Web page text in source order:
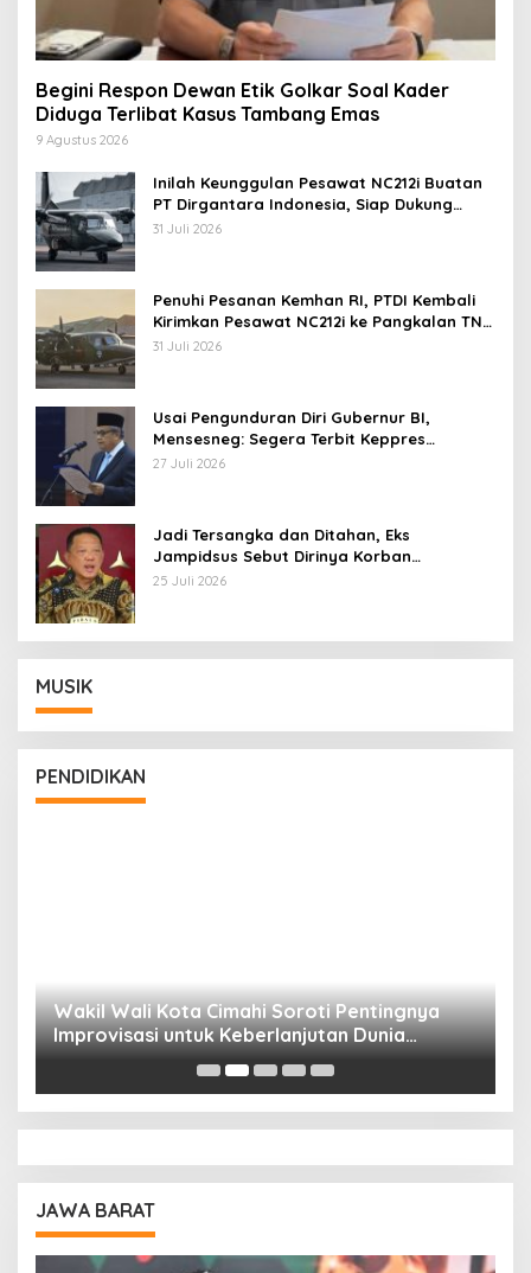
Begini Respon Dewan Etik Golkar Soal Kader
Diduga Terlibat Kasus Tambang Emas
9 Agustus 2026
Inilah Keunggulan Pesawat NC212i Buatan
PT Dirgantara Indonesia, Siap Dukung
Berbagai Operasi TNI
31 Juli 2026
Penuhi Pesanan Kemhan RI, PTDI Kembali
Kirimkan Pesawat NC212i ke Pangkalan TNI
AU
31 Juli 2026
Usai Pengunduran Diri Gubernur BI,
Mensesneg: Segera Terbit Keppres
Pemberhentian dengan Hormat
27 Juli 2026
Jadi Tersangka dan Ditahan, Eks
Jampidsus Sebut Dirinya Korban
Kriminalisasi
25 Juli 2026
MUSIK
PENDIDIKAN
Wakil Wali Kota Cimahi Soroti Pentingnya
Improvisasi untuk Keberlanjutan Dunia
Pendidikan
JAWA BARAT